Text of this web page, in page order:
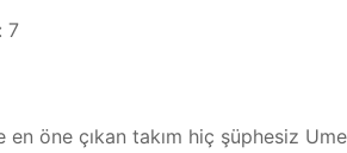
7
en öne çıkan takım hiç şüphesiz